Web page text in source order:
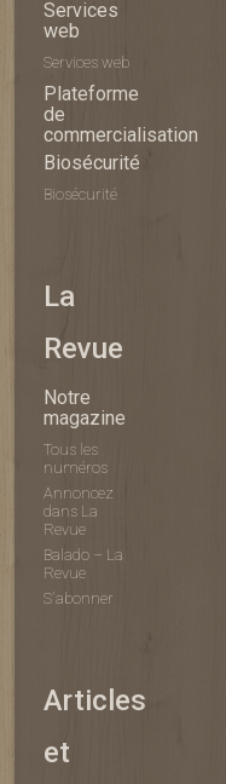
Services
web
Services web
Plateforme
de
commercialisation
Biosécurité
Biosécurité
La
Revue
Notre
magazine
Tous les
numéros
Annoncez
dans La
Revue
Balado – La
Revue
S'abonner
Articles
et